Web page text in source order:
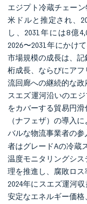
エジプト冷蔵チェー
米ドルと推定され、
し、2031年には8億
2026〜2031年にかけ
市場規模の成長は、
桁成長、ならびにア
流回廊への継続的な政
スエズ運河沿いのエ
をカバーする貿易円
（ナフェザ）の導入
バルな物流事業者の
者はグレードAの冷蔵
温度モニタリングシ
理を推進し、腐敗ロス
2024年にスエズ運河
安定なエネルギー価